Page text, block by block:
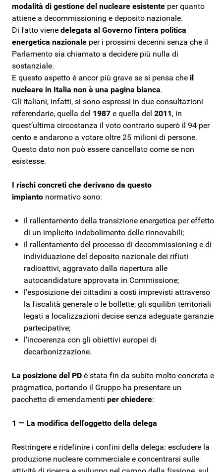
modalità di gestione del nucleare esistente per quanto
attiene a decommissioning e deposito nazionale.
Di fatto viene delegata al Governo l'intera politica
energetica nazionale per i prossimi decenni senza che il
Parlamento sia chiamato a decidere più nulla di
sostanziale.
E questo aspetto è ancor più grave se si pensa che il
nucleare in Italia non è una pagina bianca.
Gli italiani, infatti, si sono espressi in due consultazioni
referendarie, quella del 1987 e quella del 2011, in
quest’ultima circostanza il voto contrario superò il 94 per
cento e andarono a votare oltre 25 milioni di persone.
Questo dato non può essere cancellato come se non
esistesse.
I rischi concreti che derivano da questo
impianto normativo sono:
il rallentamento della transizione energetica per effetto
di un implicito indebolimento delle rinnovabili;
il rallentamento del processo di decommissioning e di
individuazione del deposito nazionale dei rifiuti
radioattivi, aggravato dalla riapertura alle
autocandidature approvata in Commissione;
l’esposizione dei cittadini a costi imprevisti attraverso
la fiscalità generale o le bollette; gli squilibri territoriali
legati a localizzazioni decise senza adeguate garanzie
partecipative;
l’incoerenza con gli obiettivi europei di
decarbonizzazione.
La posizione del PD è stata fin da subito molto concreta e
pragmatica, portando il Gruppo ha presentare un
pacchetto di emendamenti per chiedere:
1 — La modifica dell'oggetto della delega
Restringere e ridefinire i confini della delega: escludere la
produzione nucleare commerciale e concentrarsi sulle